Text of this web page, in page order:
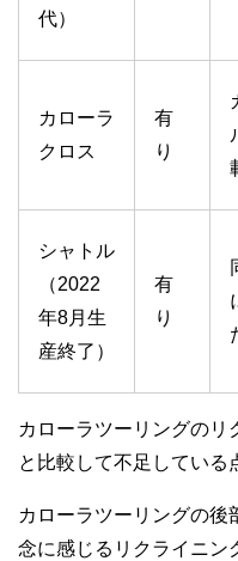
代）
カローラ
クロス
有
り
シャトル
（2022
年8月生
産終了）
有
り
カローラツーリングのリ
と比較して不足している
カローラツーリングの後
念に感じるリクライニン